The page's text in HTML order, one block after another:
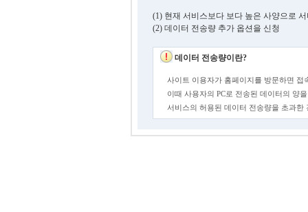
(1) 현재 서비스보다 보다 높은 사양으로
(2) 데이터 전송량 추가 옵션을 신청
데이터 전송량이란?
사이트 이용자가 홈페이지를 방문하면 접
이때 사용자의 PC로 전송된 데이터의 양
서비스의 허용된 데이터 전송량을 초과